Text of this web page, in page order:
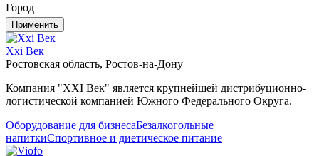
Город
Применить
Xxi Век
Ростовская область, Ростов-на-Дону
Компания "XXI Век" является крупнейшей дистрибуционно-
логистической компанией Южного Федерального Округа.
Оборудование для бизнесаБезалкогольные
напиткиСпортивное и диетическое питание